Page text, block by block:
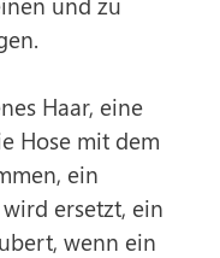
Haar, eine
Hose mit dem
ein
ersetzt, ein
wenn ein